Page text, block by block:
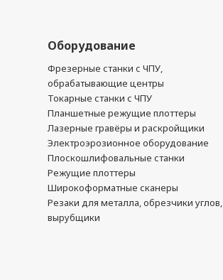
Оборудование
Фрезерные станки с ЧПУ,
обрабатывающие центры
Токарные станки с ЧПУ
Планшетные режущие плоттеры
Лазерные гравёры и раскройщики
Электроэрозионное оборудование
Плоскошлифовальные станки
Режущие плоттеры
Широкоформатные сканеры
Резаки для металла, обрезчики углов,
вырубщики